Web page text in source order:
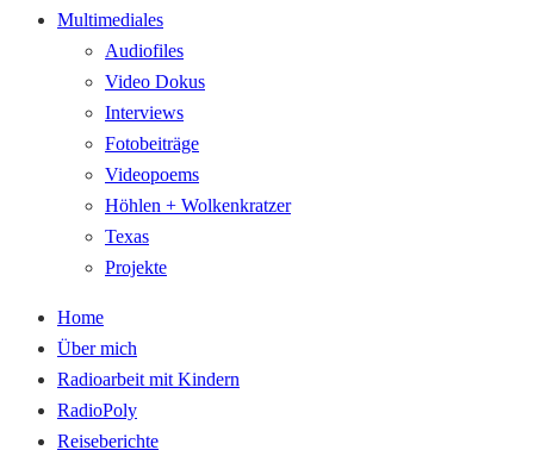
Multimediales
Audiofiles
Video Dokus
Interviews
Fotobeiträge
Videopoems
Höhlen + Wolkenkratzer
Texas
Projekte
Home
Über mich
Radioarbeit mit Kindern
RadioPoly
Reiseberichte